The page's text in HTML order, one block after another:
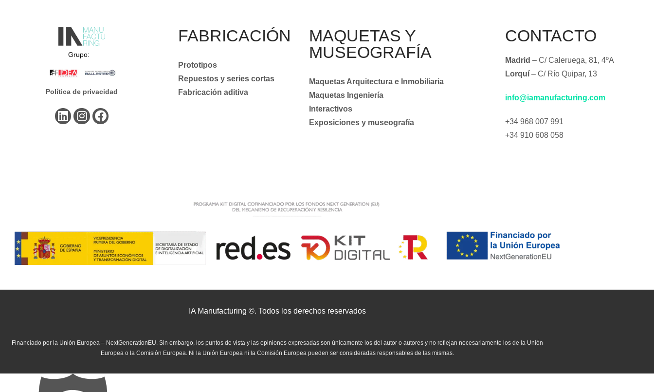
Grupo:
Política de privacidad
FABRICACIÓN
Prototipos
Repuestos y series cortas
Fabricación aditiva
MAQUETAS Y
MUSEOGRAFÍA
Maquetas Arquitectura e Inmobiliaria
Maquetas Ingeniería
Interactivos
Exposiciones y museografía
CONTACTO
Madrid – C/ Caleruega, 81, 4ºA
Lorquí– C/ Río Quipar, 13
info@iamanufacturing.com
+34 968 007 991
+34 910 608 058
IA Manufacturing ©. Todos los derechos reservados
Financiado por la Unión Europea – NextGenerationEU. Sin embargo, los puntos de vista y las opiniones expresadas son únicamente los del autor o autores y no reflejan necesariamente los de la Unión
Europea o la Comisión Europea. Ni la Unión Europea ni la Comisión Europea pueden ser consideradas responsables de las mismas.